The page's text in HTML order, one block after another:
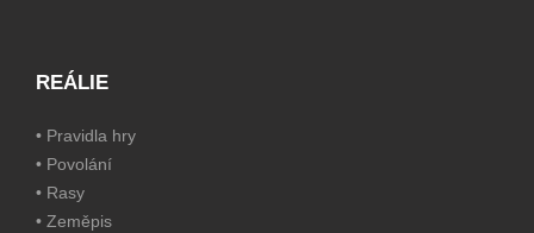
REÁLIE
• Pravidla hry
• Povolání
• Rasy
• Zeměpis